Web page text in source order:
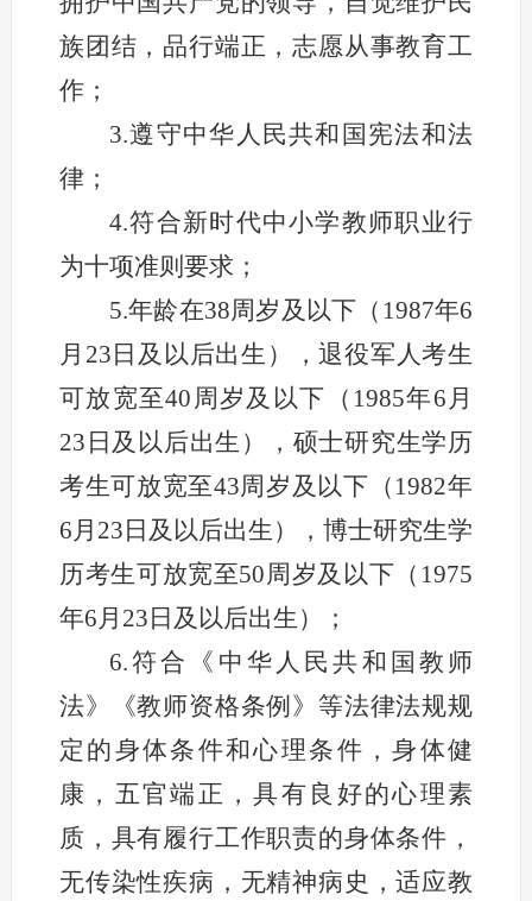
族团结，品行端正，志愿从事教育工
作；
3.遵守中华人民共和国宪法和法
律；
4.符合新时代中小学教师职业行
为十项准则要求；
5.年龄在38周岁及以下（1987年6
月23日及以后出生），退役军人考生
可放宽至40周岁及以下（1985年6月
23日及以后出生），硕士研究生学历
考生可放宽至43周岁及以下（1982年
6月23日及以后出生），博士研究生学
历考生可放宽至50周岁及以下（1975
年6月23日及以后出生）；
6.符合《中华人民共和国教师
法》《教师资格条例》等法律法规规
定的身体条件和心理条件，身体健
康，五官端正，具有良好的心理素
质，具有履行工作职责的身体条件，
无传染性疾病，无精神病史，适应教